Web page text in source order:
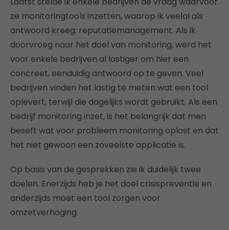
ze monitoringtools inzetten, waarop ik veelal als
antwoord kreeg: reputatiemanagement. Als ik
doorvroeg naar het doel van monitoring, werd het
voor enkele bedrijven al lastiger om hier een
concreet, eenduidig antwoord op te geven. Veel
bedrijven vinden het lastig te meten wat een tool
oplevert, terwijl die dagelijks wordt gebruikt. Als een
bedrijf monitoring inzet, is het belangrijk dat men
beseft wat voor probleem monitoring oplost en dat
het niet gewoon een zoveelste applicatie is.
Op basis van de gesprekken zie ik duidelijk twee
doelen. Enerzijds heb je het doel crisispreventie en
anderzijds moet een tool zorgen voor
omzetverhoging.